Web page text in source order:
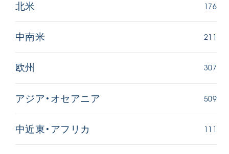
北米 176
中南米 211
欧州 307
アジア・オセアニア 509
中近東・アフリカ 111